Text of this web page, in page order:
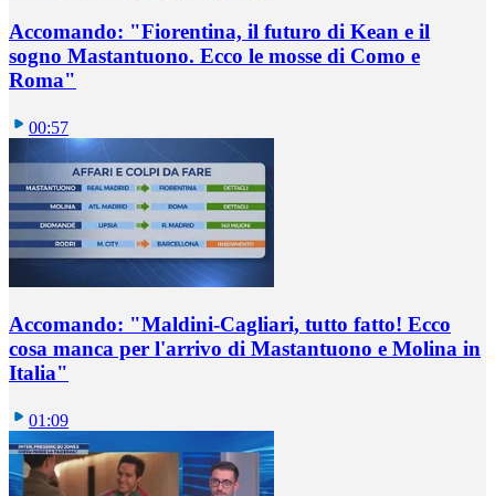
Accomando: "Fiorentina, il futuro di Kean e il
sogno Mastantuono. Ecco le mosse di Como e
Roma"
00:57
Accomando: "Maldini-Cagliari, tutto fatto! Ecco
cosa manca per l'arrivo di Mastantuono e Molina in
Italia"
01:09